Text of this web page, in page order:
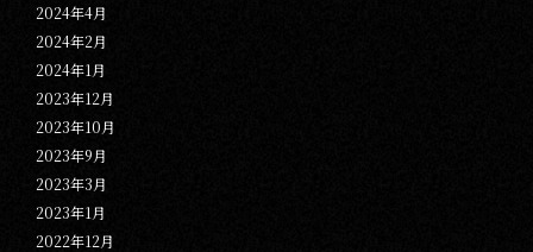
2024年4月
2024年2月
2024年1月
2023年12月
2023年10月
2023年9月
2023年3月
2023年1月
2022年12月